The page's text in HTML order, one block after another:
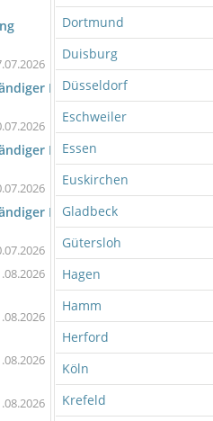
Dortmund
Duisburg
Düsseldorf
Eschweiler
Essen
Euskirchen
Gladbeck
Gütersloh
Hagen
Hamm
Herford
Köln
Krefeld
Basis
Basis
Basis